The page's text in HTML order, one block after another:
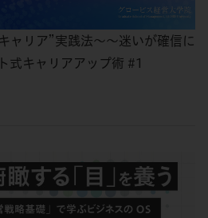
ャリア”実践法～～迷いが確信に
式キャリアアップ術 #1